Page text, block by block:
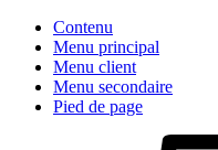
Contenu
Menu principal
Menu client
Menu secondaire
Pied de page